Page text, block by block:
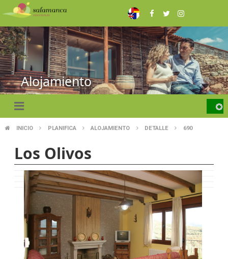
Skip
to
main
content
Alojamiento
INICIO PLANIFICA ALOJAMIENTO DETALLE 690
Los Olivos